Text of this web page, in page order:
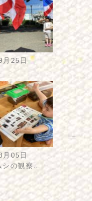
25日
05日
シの観察…